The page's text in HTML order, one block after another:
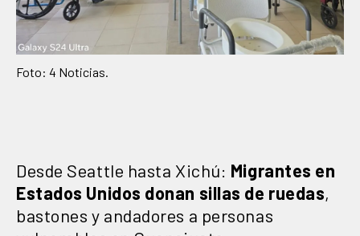
Foto: 4 Noticias.
Desde Seattle hasta Xichú: Migrantes en
Estados Unidos donan sillas de ruedas,
bastones y andadores a personas